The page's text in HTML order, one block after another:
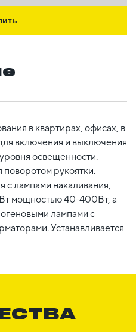
в квартирах, офисах, в
включения и выключения
освещенности.
поворотом рукоятки.
с лампами накаливания,
мощностью 40-400Вт, а
лампами с
Устанавливается